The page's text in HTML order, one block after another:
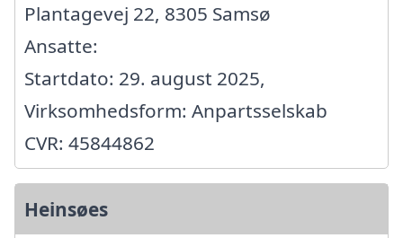
Plantagevej 22, 8305 Samsø
Ansatte:
Startdato: 29. august 2025,
Virksomhedsform: Anpartsselskab
CVR: 45844862
Heinsøes